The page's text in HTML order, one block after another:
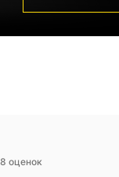
оценок